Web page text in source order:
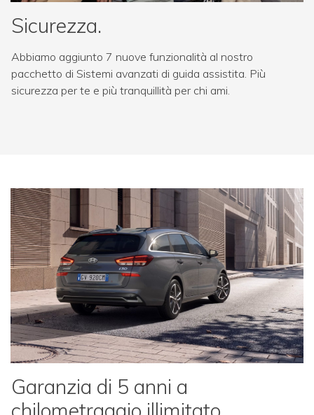
Sicurezza.
Abbiamo aggiunto 7 nuove funzionalità al nostro
pacchetto di Sistemi avanzati di guida assistita. Più
sicurezza per te e più tranquillità per chi ami.
Garanzia di 5 anni a